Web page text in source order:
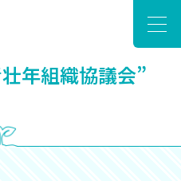
年組織協議会”